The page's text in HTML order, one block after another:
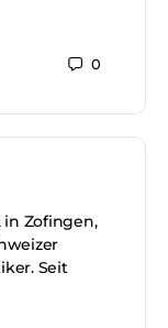
0
in Zofingen,
Seit